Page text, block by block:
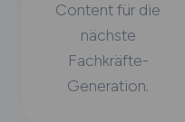
Content für die
nächste
Fachkräfte-
Generation.